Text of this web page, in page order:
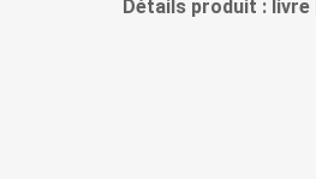
Détails produit : livre